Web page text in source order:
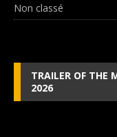
Non classé
TRAILER OF THE
2026